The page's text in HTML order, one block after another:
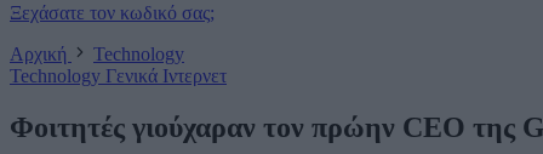
Ξεχάσατε τον κωδικό σας;
Αρχική
Technology
Technology Γενικά Ιντερνετ
Φοιτητές γιούχαραν τον πρώην CEO της